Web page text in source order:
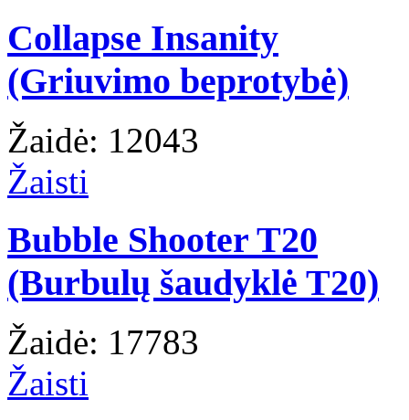
Collapse Insanity
(Griuvimo beprotybė)
Žaidė: 12043
Žaisti
Bubble Shooter T20
(Burbulų šaudyklė T20)
Žaidė: 17783
Žaisti